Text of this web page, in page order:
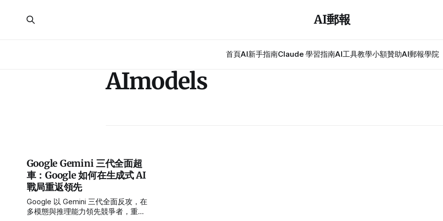
AI郵報
首頁AI新手指南Claude 學習指南AI工具教學小額贊助AI郵報學院
AImodels
Google Gemini 三代全面超
車：Google 如何在生成式 AI
戰局重返領先
Google 以 Gemini 三代全面反攻，在
多模態與推理能力領先競爭者，重奪